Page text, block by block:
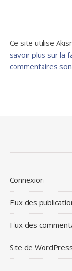
Ce site utilise
savoir plus sur la
commentaires
Connexion
Flux des
Flux des
Site de